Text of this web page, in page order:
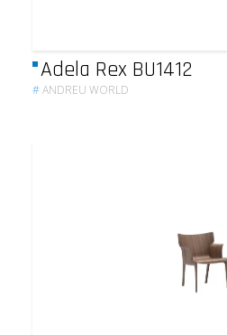
Adela Rex BU1412
#ANDREU WORLD